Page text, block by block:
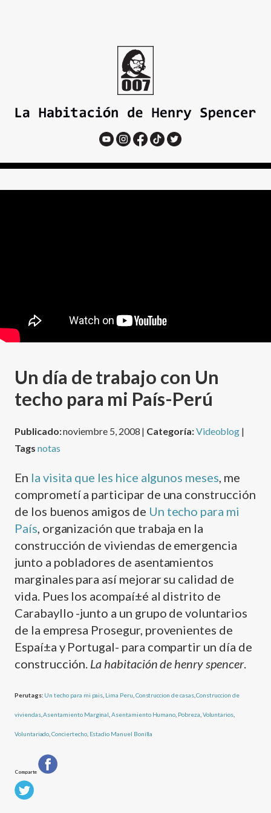
Un dí­a de trabajo con Un
techo para mi Paí­s-Perú
Publicado:noviembre 5, 2008 | Categoría:Videoblog |
Tags notas
En la visita que les hice algunos meses , me
comprometí­ a participar de una construcción
de los buenos amigos de Un techo para mi
Paí­s , organización que trabaja en la
construcción de viviendas de emergencia
junto a pobladores de asentamientos
marginales para así­ mejorar su calidad de
vida. Pues los acompaí±é al distrito de
Carabayllo -junto a un grupo de voluntarios
de la empresa Prosegur, provenientes de
Espaí±a y Portugal- para compartir un dí­a de
construcción. La habitación de henry spencer.
Perutags: Un techo para mi pais Lima Peru Construccion de casas,Construccion de
viviendas,Asentamiento Marginal ,Asentamiento Humano Pobreza Voluntarios
Voluntariado ,Conciertecho, Estadio Manuel Bonilla
Comparte